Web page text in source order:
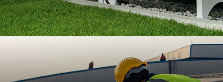
Pompes à chaleur
et climatisations